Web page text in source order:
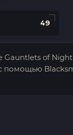
49
Gauntlets of
помощью